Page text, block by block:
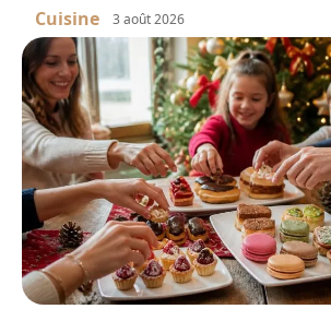
Cuisine 3 août 2026